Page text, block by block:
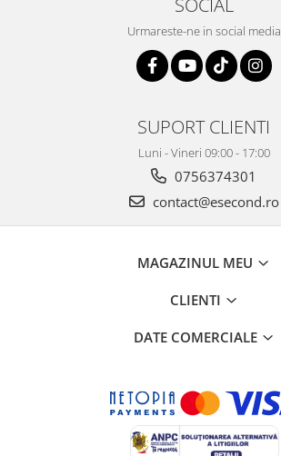
Urmareste-ne in social media
SUPORT CLIENTI
Luni - Vineri 09:00 - 17:00
0756374301
contact@esecond.ro
MAGAZINUL MEU
CLIENTI
DATE COMERCIALE